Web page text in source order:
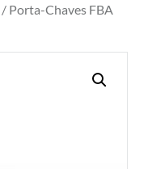
/ Porta-Chaves FBA